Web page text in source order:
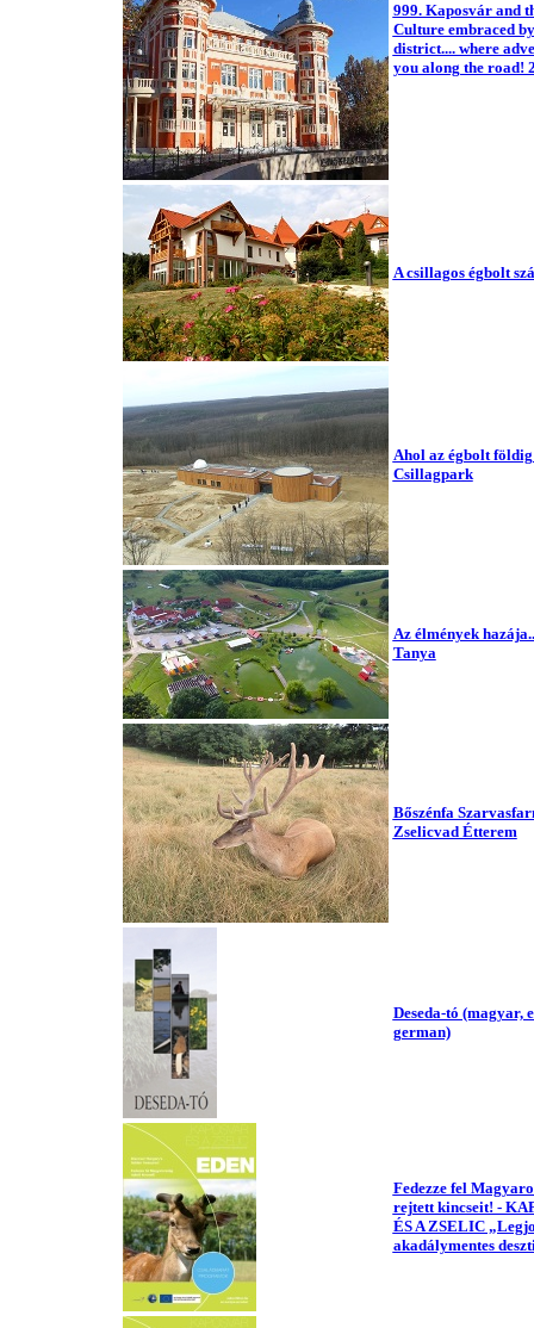
999. Kaposvár and
Culture embraced
district.... where
you along the road!
A csillagos égbolt
Ahol az égbolt
Csillagpark
Az élmények
Tanya
Bőszénfa
Zselicvad Étterem
Deseda-tó (magyar,
german)
Fedezze fel
rejtett kincseit! -
ÉS A ZSELIC
akadálymentes